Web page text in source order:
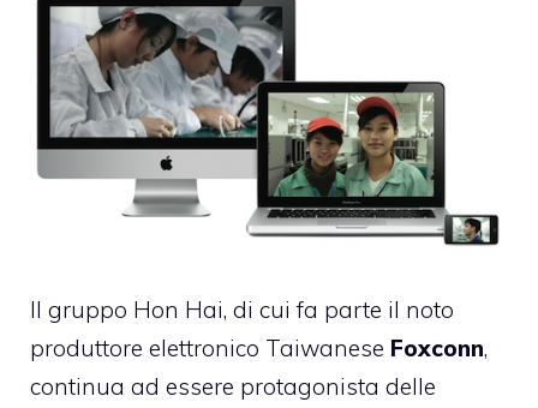
Il gruppo Hon Hai, di cui fa parte il noto
produttore elettronico Taiwanese Foxconn,
continua ad essere protagonista delle